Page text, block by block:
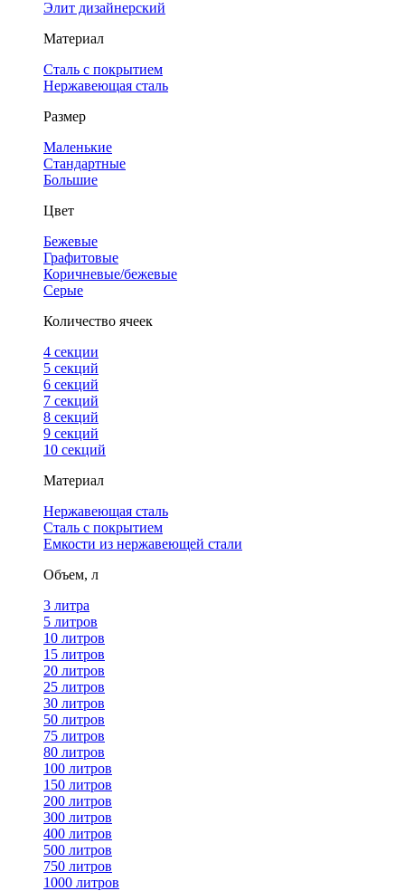
Элит дизайнерский
Материал
Сталь с покрытием
Нержавеющая сталь
Размер
Маленькие
Стандартные
Большие
Цвет
Бежевые
Графитовые
Коричневые/бежевые
Серые
Количество ячеек
4 cекции
5 секций
6 секций
7 секций
8 секций
9 секций
10 секций
Материал
Нержавеющая сталь
Сталь с покрытием
Емкости из нержавеющей стали
Объем, л
3 литра
5 литров
10 литров
15 литров
20 литров
25 литров
30 литров
50 литров
75 литров
80 литров
100 литров
150 литров
200 литров
300 литров
400 литров
500 литров
750 литров
1000 литров